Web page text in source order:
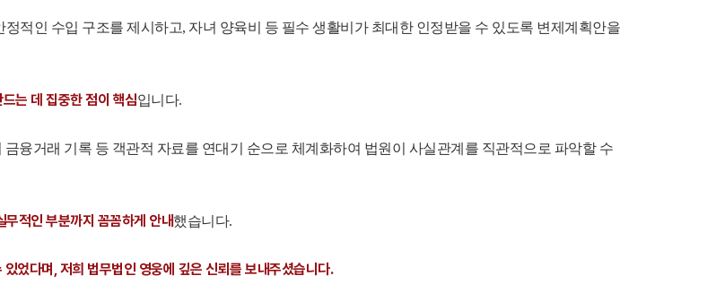
적인 수입 구조를 제시하고, 자녀 양육비 등 필수 생활비가 최대한 인정받을 수 있도록 변제계획안을
는 데 집중한 점이 핵심입니다.
융거래 기록 등 객관적 자료를 연대기 순으로 체계화하여 법원이 사실관계를 직관적으로 파악할 수
적인 부분까지 꼼꼼하게 안내했습니다.
었다며, 저희 법무법인 영웅에 깊은 신뢰를 보내주셨습니다.